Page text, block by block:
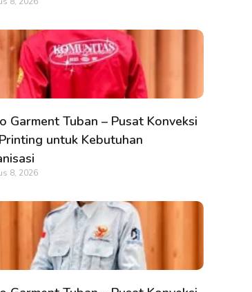
Garment Tuban – Pusat Konveksi
untuk Kebutuhan
8, 2026